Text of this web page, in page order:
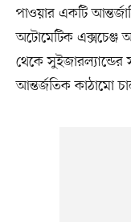
পাওয়ার একটি
অটোমেটিক
থেকে সুইজারল্যান্ডের
আন্তর্জতিক কাঠামো